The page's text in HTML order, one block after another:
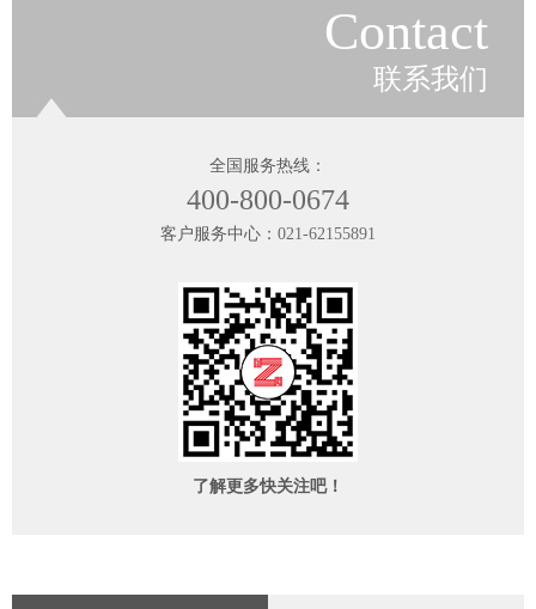
Contact
联系我们
全国服务热线：
400-800-0674
客户服务中心： 021-62155891
了解更多快关注吧！